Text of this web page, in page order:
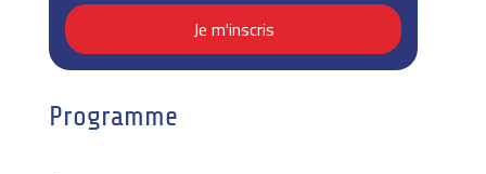
Programme